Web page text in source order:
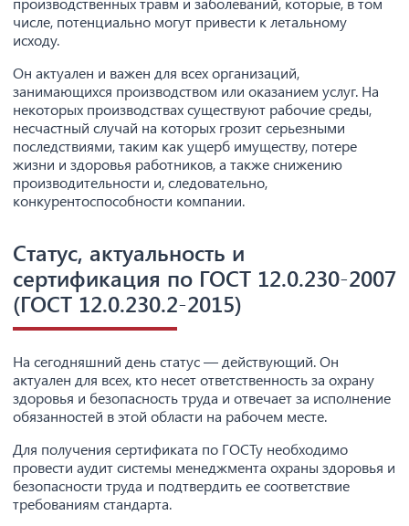
числе, потенциально могут привести к летальному
исходу.
Он актуален и важен для всех организаций,
занимающихся производством или оказанием услуг. На
некоторых производствах существуют рабочие среды,
несчастный случай на которых грозит серьезными
последствиями, таким как ущерб имуществу, потере
жизни и здоровья работников, а также снижению
производительности и, следовательно,
конкурентоспособности компании.
Статус, актуальность и
сертификация по ГОСТ 12.0.230-2007
(ГОСТ 12.0.230.2-2015)
На сегодняшний день статус — действующий. Он
актуален для всех, кто несет ответственность за охрану
здоровья и безопасность труда и отвечает за исполнение
обязанностей в этой области на рабочем месте.
Для получения сертификата по ГОСТу необходимо
провести аудит системы менеджмента охраны здоровья и
безопасности труда и подтвердить ее соответствие
требованиям стандарта.